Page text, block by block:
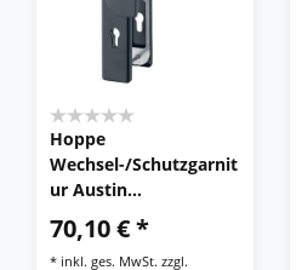
Hoppe
Wechsel-/Schutzgarnit
ur Austin
Schutzbeschlag Alu
schwarz matt PZ 92
70,10 € *
* inkl. ges. MwSt. zzgl.